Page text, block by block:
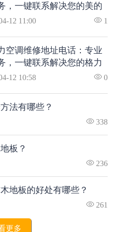
，一键联系解决您的美的
12 11:00 1
空调维修地址电话：专业
，一键联系解决您的格力
12 10:58 0
法有哪些？
338
板？
236
地板的好处有哪些？
261
更多